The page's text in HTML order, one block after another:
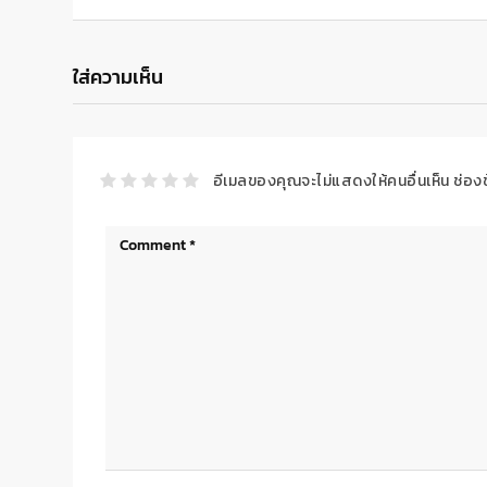
ใส่ความเห็น
อีเมลของคุณจะไม่แสดงให้คนอื่นเห็น ช่อง